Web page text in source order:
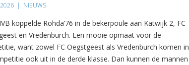
| NIEUWS
koppelde Rohda’76 in de bekerpoule aan Katwijk 2, FC
en Vredenburch. Een mooie opmaat voor de
want zowel FC Oegstgeest als Vredenburch komen in
ook uit in de derde klasse. Dan kunnen de mannen